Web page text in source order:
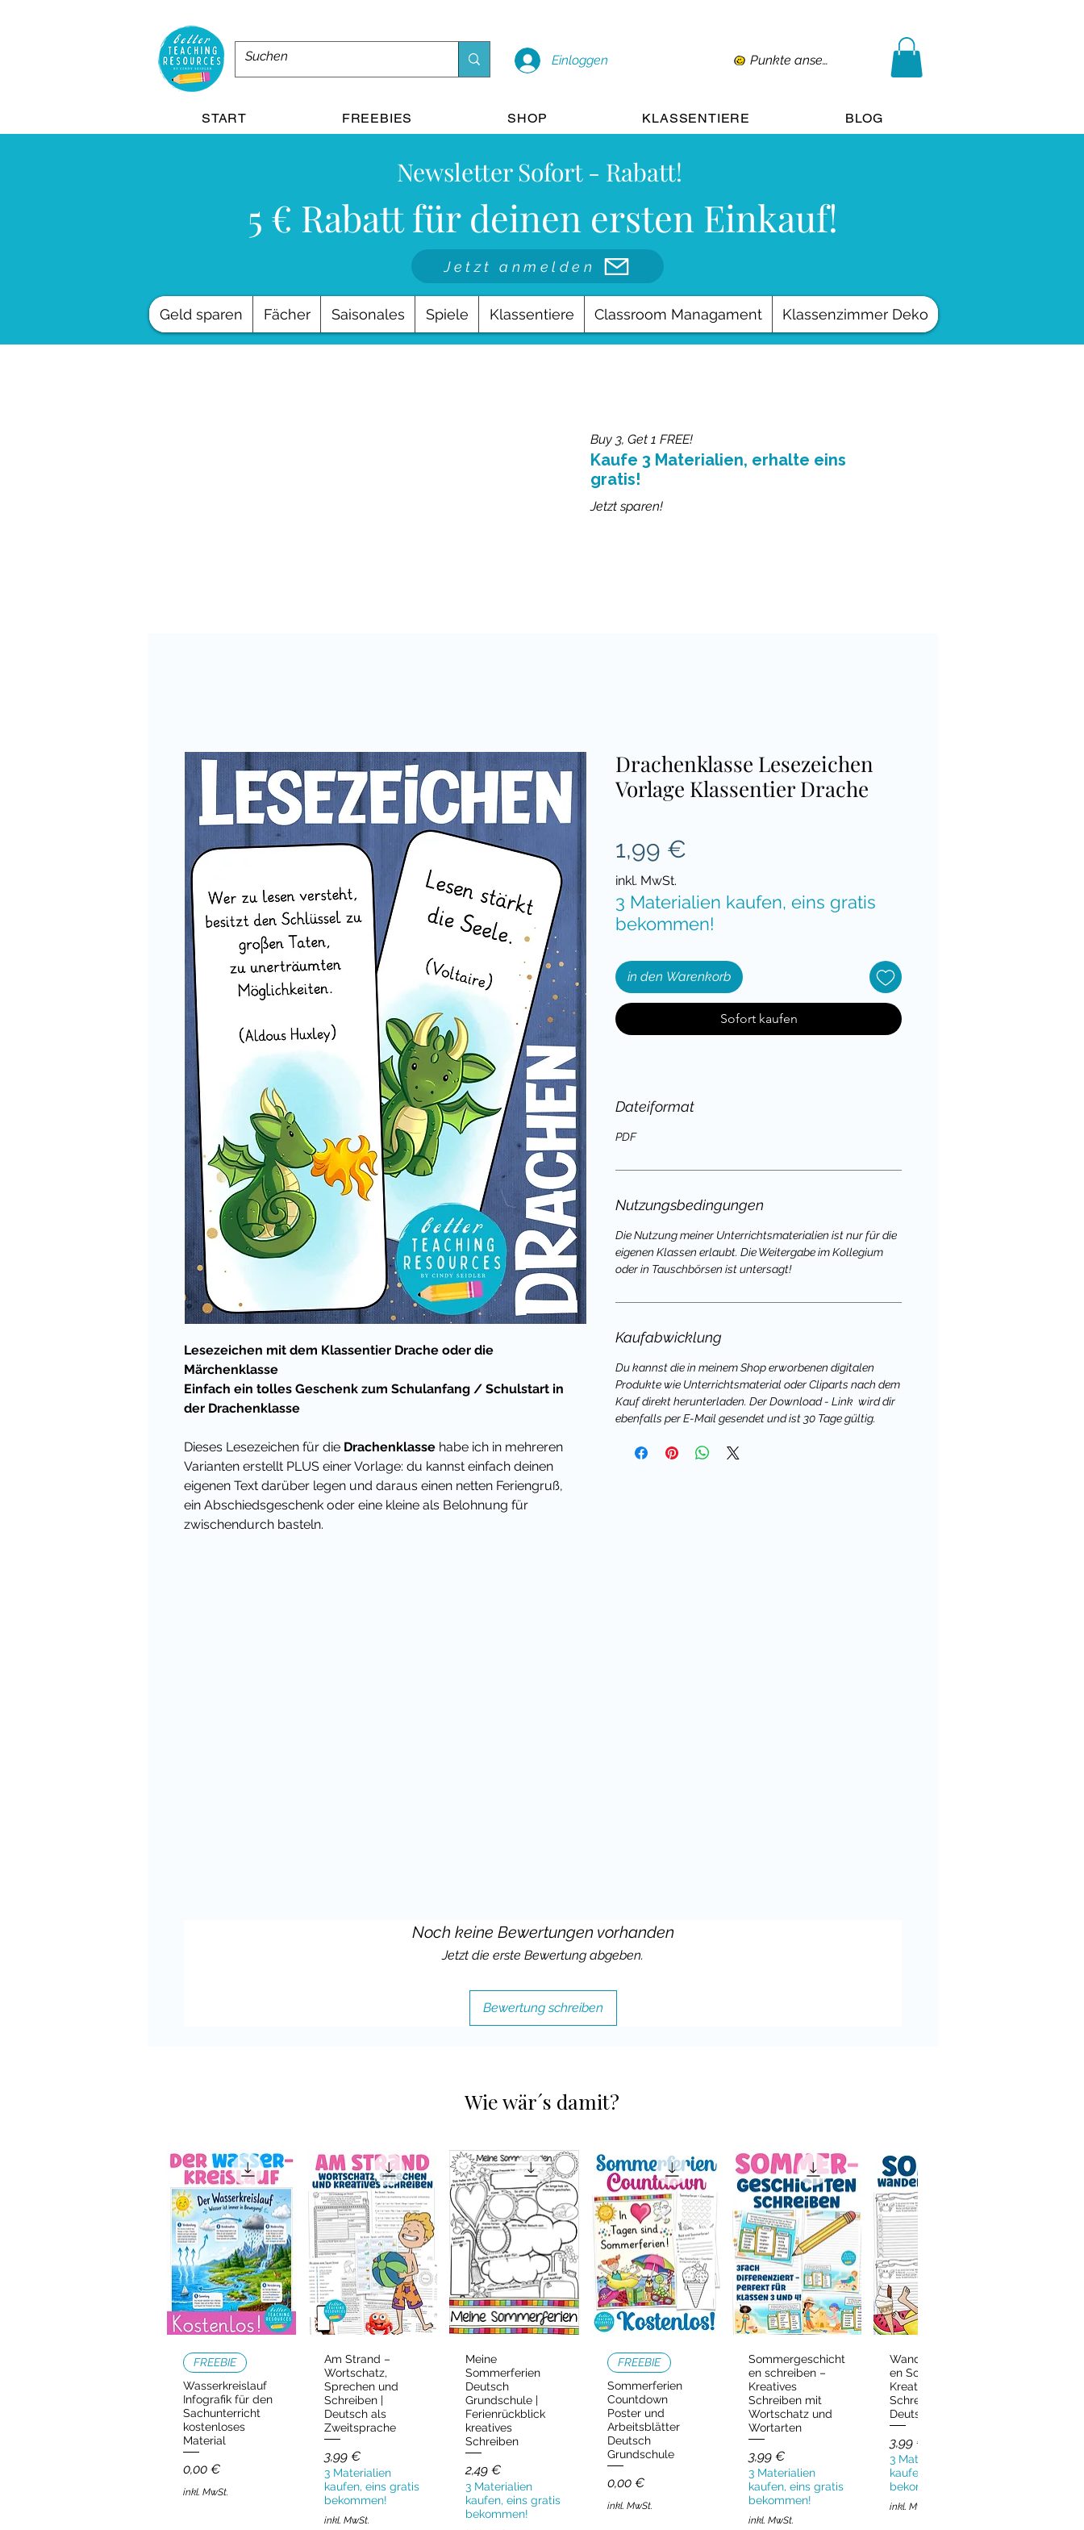
Einloggen Punkte ansehen
START FREEBIES SHOP KLASSENTIERE BLOG
Newsletter Sofort - Rabatt!
5 € Rabatt für deinen ersten Einkauf!
Jetzt anmelden
Geld sparen Fächer Saisonales Spiele Klassentiere Classroom Managament Klassenzimmer Deko
Jetzt sparen!
Kaufe 3 Materialien, erhalte eins
gratis!
Buy 3, Get 1 FREE!
Lesezeichen mit dem Klassentier Drache oder die
Märchenklasse
Einfach ein tolles Geschenk zum Schulanfang / Schulstart in
der Drachenklasse
Dieses Lesezeichen für die Drachenklasse habe ich in mehreren
Varianten erstellt PLUS einer Vorlage: du kannst einfach deinen
eigenen Text darüber legen und daraus einen netten Feriengruß,
ein Abschiedsgeschenk oder eine kleine als Belohnung für
zwischendurch basteln.
Drachenklasse Lesezeichen
Vorlage Klassentier Drache
1,99 €
inkl. MwSt.
3 Materialien kaufen, eins gratis
bekommen!
in den Warenkorb
Sofort kaufen
Dateiformat
PDF
Nutzungsbedingungen
Die Nutzung meiner Unterrichtsmaterialien ist nur für die
eigenen Klassen erlaubt. Die Weitergabe im Kollegium
oder in Tauschbörsen ist untersagt!
Kaufabwicklung
Du kannst die in meinem Shop erworbenen digitalen
Produkte wie Unterrichtsmaterial oder Cliparts nach dem
Kauf direkt herunterladen. Der Download - Link wird dir
ebenfalls per E-Mail gesendet und ist 30 Tage gültig.
Noch keine Bewertungen vorhanden
Jetzt die erste Bewertung abgeben.
Bewertung schreiben
Wie wär´s damit?
Schnellansicht
FREEBIE
Wasserkreislauf
Infografik für den
Sachunterricht
kostenloses
Material
Preis
0,00 €
inkl. MwSt.
Schnellansicht
Am Strand –
Wortschatz,
Sprechen und
Schreiben |
Deutsch als
Zweitsprache
Preis
3,99 €
3 Materialien
kaufen, eins gratis
bekommen!
inkl. MwSt.
Schnellansicht
Meine
Sommerferien
Deutsch
Grundschule |
Ferienrückblick
kreatives
Schreiben
Preis
2,49 €
3 Materialien
kaufen, eins gratis
bekommen!
Schnellansicht
FREEBIE
Sommerferien
Countdown
Poster und
Arbeitsblätter
Deutsch
Grundschule
Preis
0,00 €
inkl. MwSt.
Schnellansicht
Sommergeschicht
en schreiben –
Kreatives
Schreiben mit
Wortschatz und
Wortarten
Preis
3,99 €
3 Materialien
kaufen, eins gratis
bekommen!
inkl. MwSt.
Schnellansicht
Wandergeschicht
en Sommer –
Kreatives
Schreiben
Deutsch & DaZ
Preis
3,99 €
3 Materialien
kaufen, eins gratis
bekommen!
inkl. MwSt.